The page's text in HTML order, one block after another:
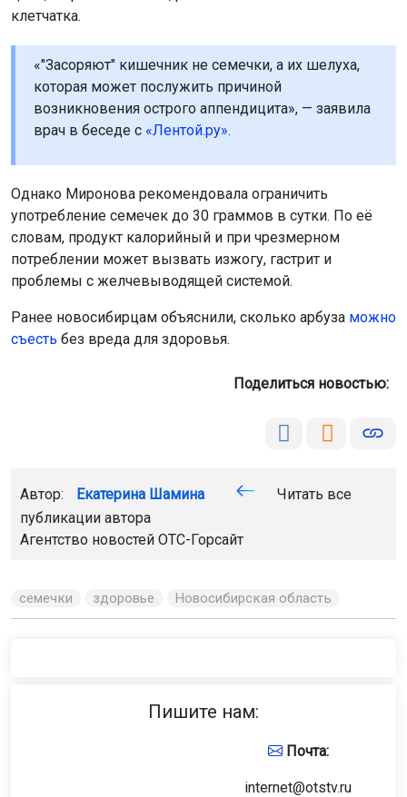
клетчатка.
«"Засоряют" кишечник не семечки, а их шелуха,
которая может послужить причиной
возникновения острого аппендицита», — заявила
врач в беседе с «Лентой.ру».
Однако Миронова рекомендовала ограничить
употребление семечек до 30 граммов в сутки. По её
словам, продукт калорийный и при чрезмерном
потреблении может вызвать изжогу, гастрит и
проблемы с желчевыводящей системой.
Ранее новосибирцам объяснили, сколько арбуза можно
съесть без вреда для здоровья.
Поделиться новостью:
Автор: Екатерина Шамина
Читать все
публикации автора
Агентство новостей ОТС-Горсайт
семечки здоровье Новосибирская область
Пишите нам:
Почта:
internet@otstv.ru